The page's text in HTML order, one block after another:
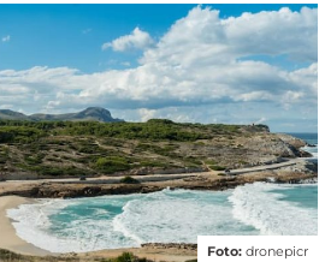
Foto: dronepicr